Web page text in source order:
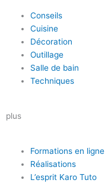
Conseils
Cuisine
Décoration
Outillage
Salle de bain
Techniques
plus
Formations en ligne
Réalisations
L’esprit Karo Tuto